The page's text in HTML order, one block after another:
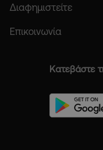
Διαφημιστείτε
Επικοινωνία
Κατεβάστε